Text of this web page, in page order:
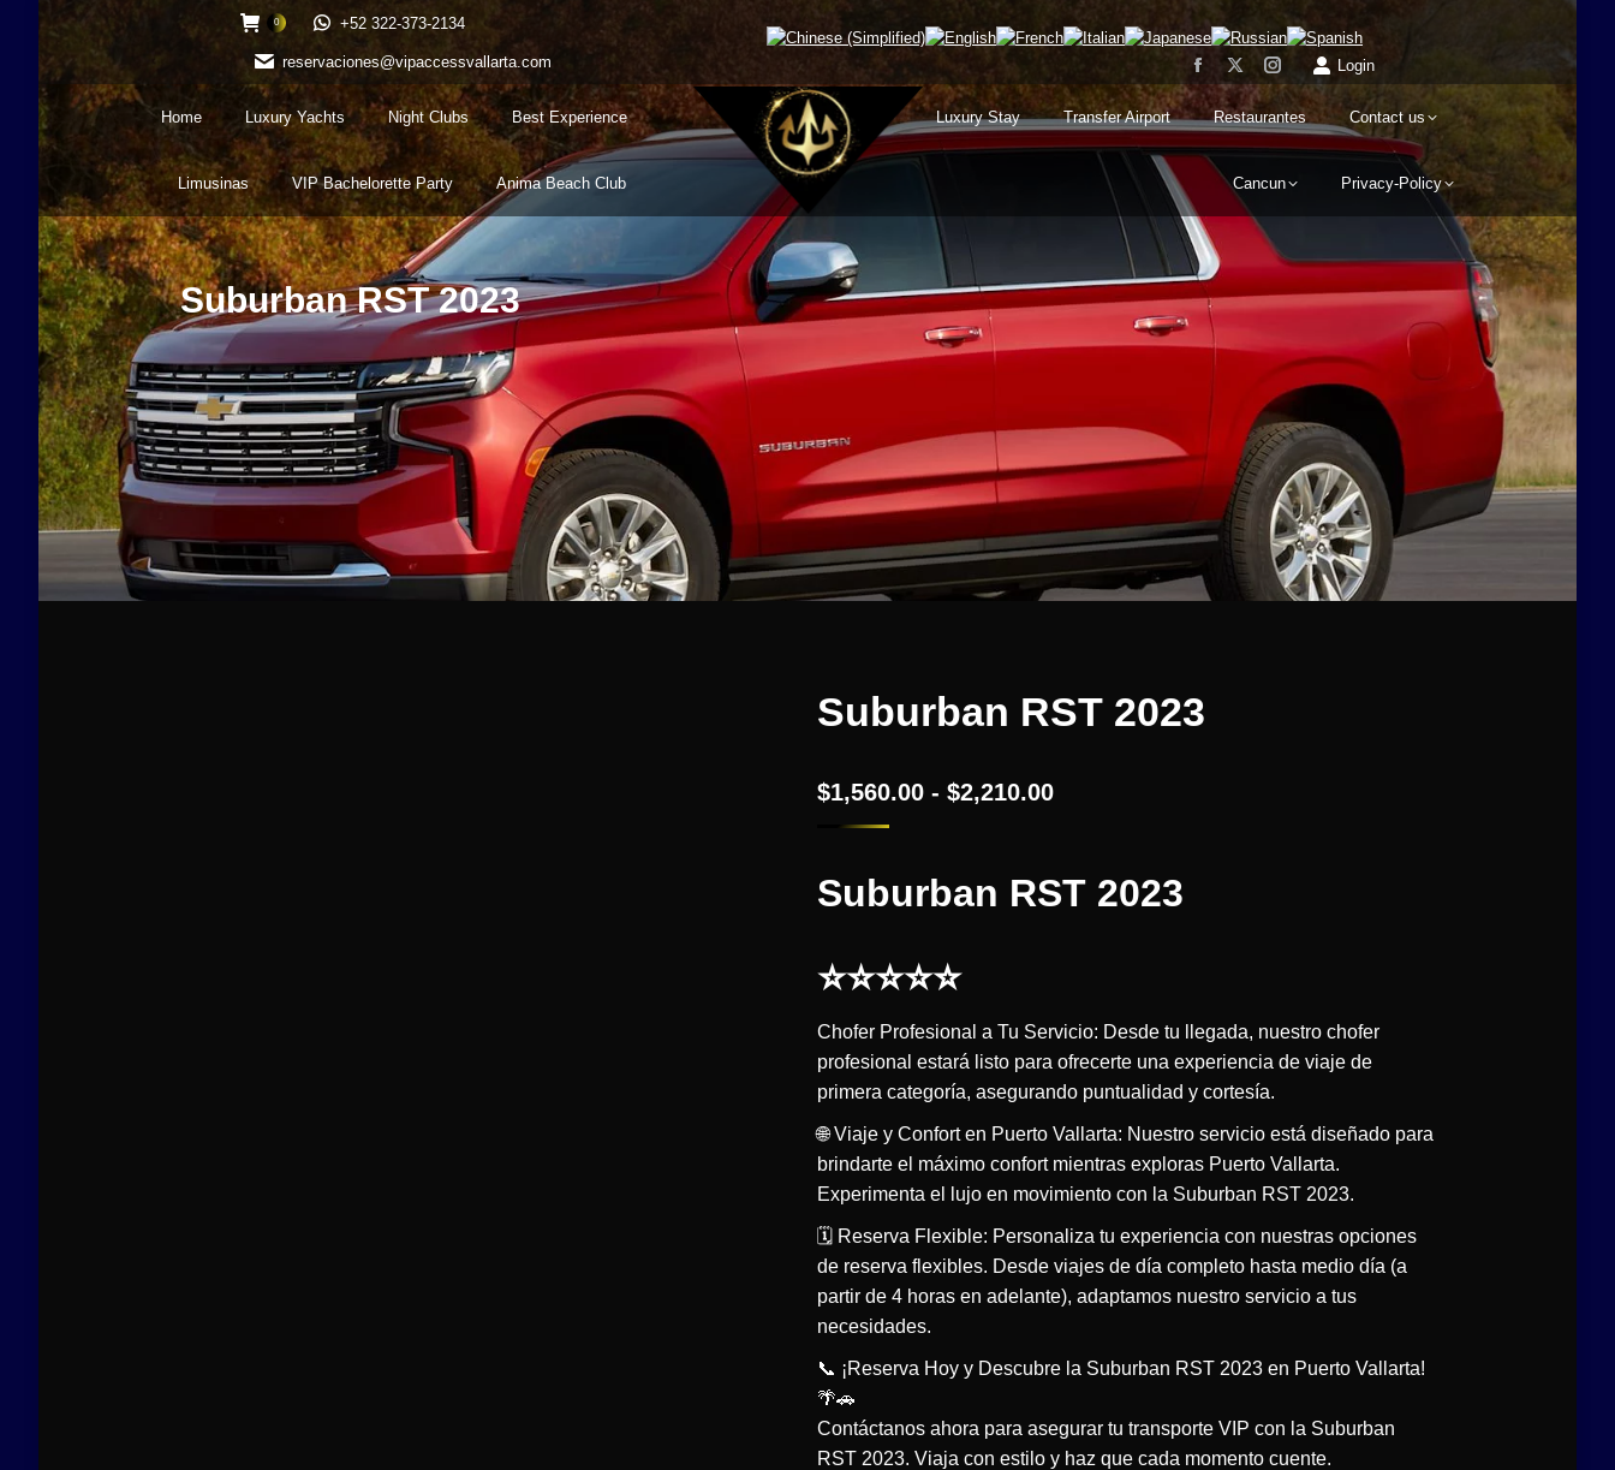
0 +52 322-373-2134
reservaciones@vipaccessvallarta.com Login
Home Luxury Yachts Night Clubs Best Experience
Limusinas VIP Bachelorette Party Anima Beach Club
Luxury Stay Transfer Airport Restaurantes Contact us
Cancun Privacy-Policy
Suburban RST 2023
Suburban RST 2023
$1,560.00 - $2,210.00
Suburban RST 2023
⭐⭐⭐⭐⭐
Chofer Profesional a Tu Servicio: Desde tu llegada, nuestro chofer
profesional estará listo para ofrecerte una experiencia de viaje de
primera categoría, asegurando puntualidad y cortesía.
🌐 Viaje y Confort en Puerto Vallarta: Nuestro servicio está diseñado para
brindarte el máximo confort mientras exploras Puerto Vallarta.
Experimenta el lujo en movimiento con la Suburban RST 2023.
🗓️ Reserva Flexible: Personaliza tu experiencia con nuestras opciones
de reserva flexibles. Desde viajes de día completo hasta medio día (a
partir de 4 horas en adelante), adaptamos nuestro servicio a tus
necesidades.
📞 ¡Reserva Hoy y Descubre la Suburban RST 2023 en Puerto Vallarta!
🌴🚗
Contáctanos ahora para asegurar tu transporte VIP con la Suburban
RST 2023. Viaja con estilo y haz que cada momento cuente.